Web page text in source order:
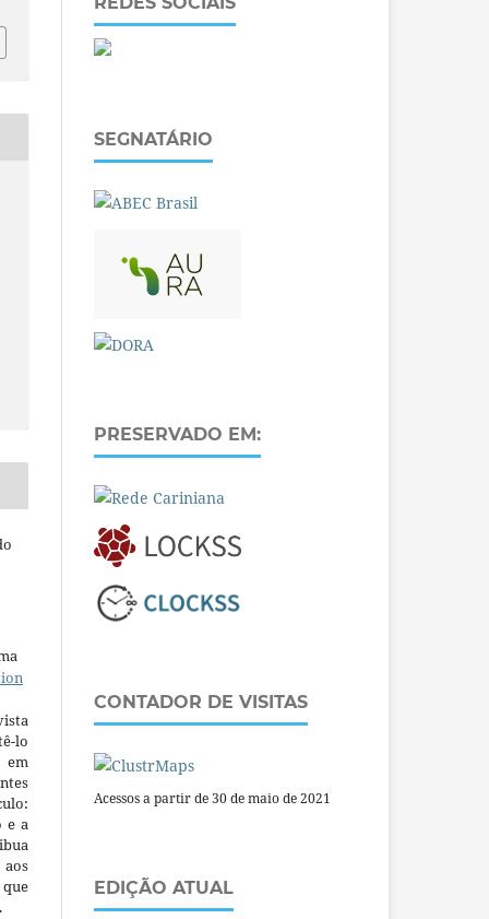
lo
em
e a
SEGNATÁRIO
PRESERVADO EM:
CONTADOR DE VISITAS
Acessos a partir de 30 de maio de 2021
EDIÇÃO ATUAL